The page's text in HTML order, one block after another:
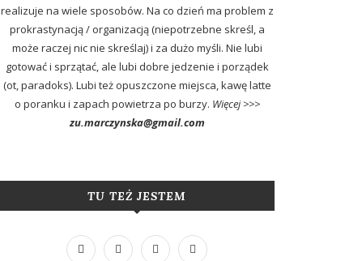
realizuje na wiele sposobów. Na co dzień ma problem z
prokrastynacją / organizacją (niepotrzebne skreśl, a
może raczej nic nie skreślaj) i za dużo myśli. Nie lubi
gotować i sprzątać, ale lubi dobre jedzenie i porządek
(ot, paradoks). Lubi też opuszczone miejsca, kawę latte
o poranku i zapach powietrza po burzy. Więcej >>>
zu.marczynska@gmail.com
TU TEŻ JESTEM